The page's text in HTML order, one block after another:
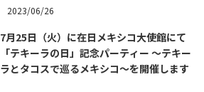
2023/06/26
7月25日（火）に在日メキシコ大使館にて
「テキーラの日」記念パーティー ～テキー
ラとタコスで巡るメキシコ～を開催します